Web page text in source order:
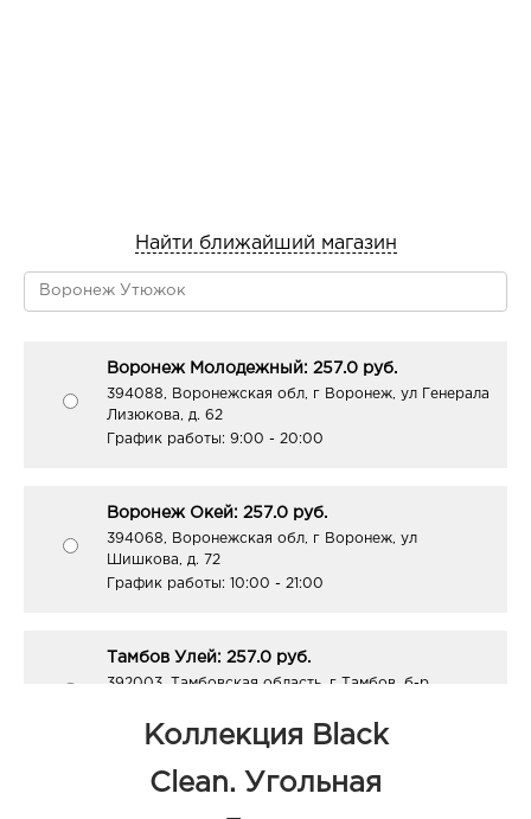
Найти ближайший магазин
Воронеж Молодежный: 257.0 руб.
394088, Воронежская обл, г Воронеж, ул Генерала
Лизюкова, д. 62
График работы: 9:00 - 20:00
Воронеж Окей: 257.0 руб.
394068, Воронежская обл, г Воронеж, ул
Шишкова, д. 72
График работы: 10:00 - 21:00
Тамбов Улей: 257.0 руб.
392003, Тамбовская область, г Тамбов, б-р
График работы:9:00 - 20:00
Коллекция Black
Clean. Угольная